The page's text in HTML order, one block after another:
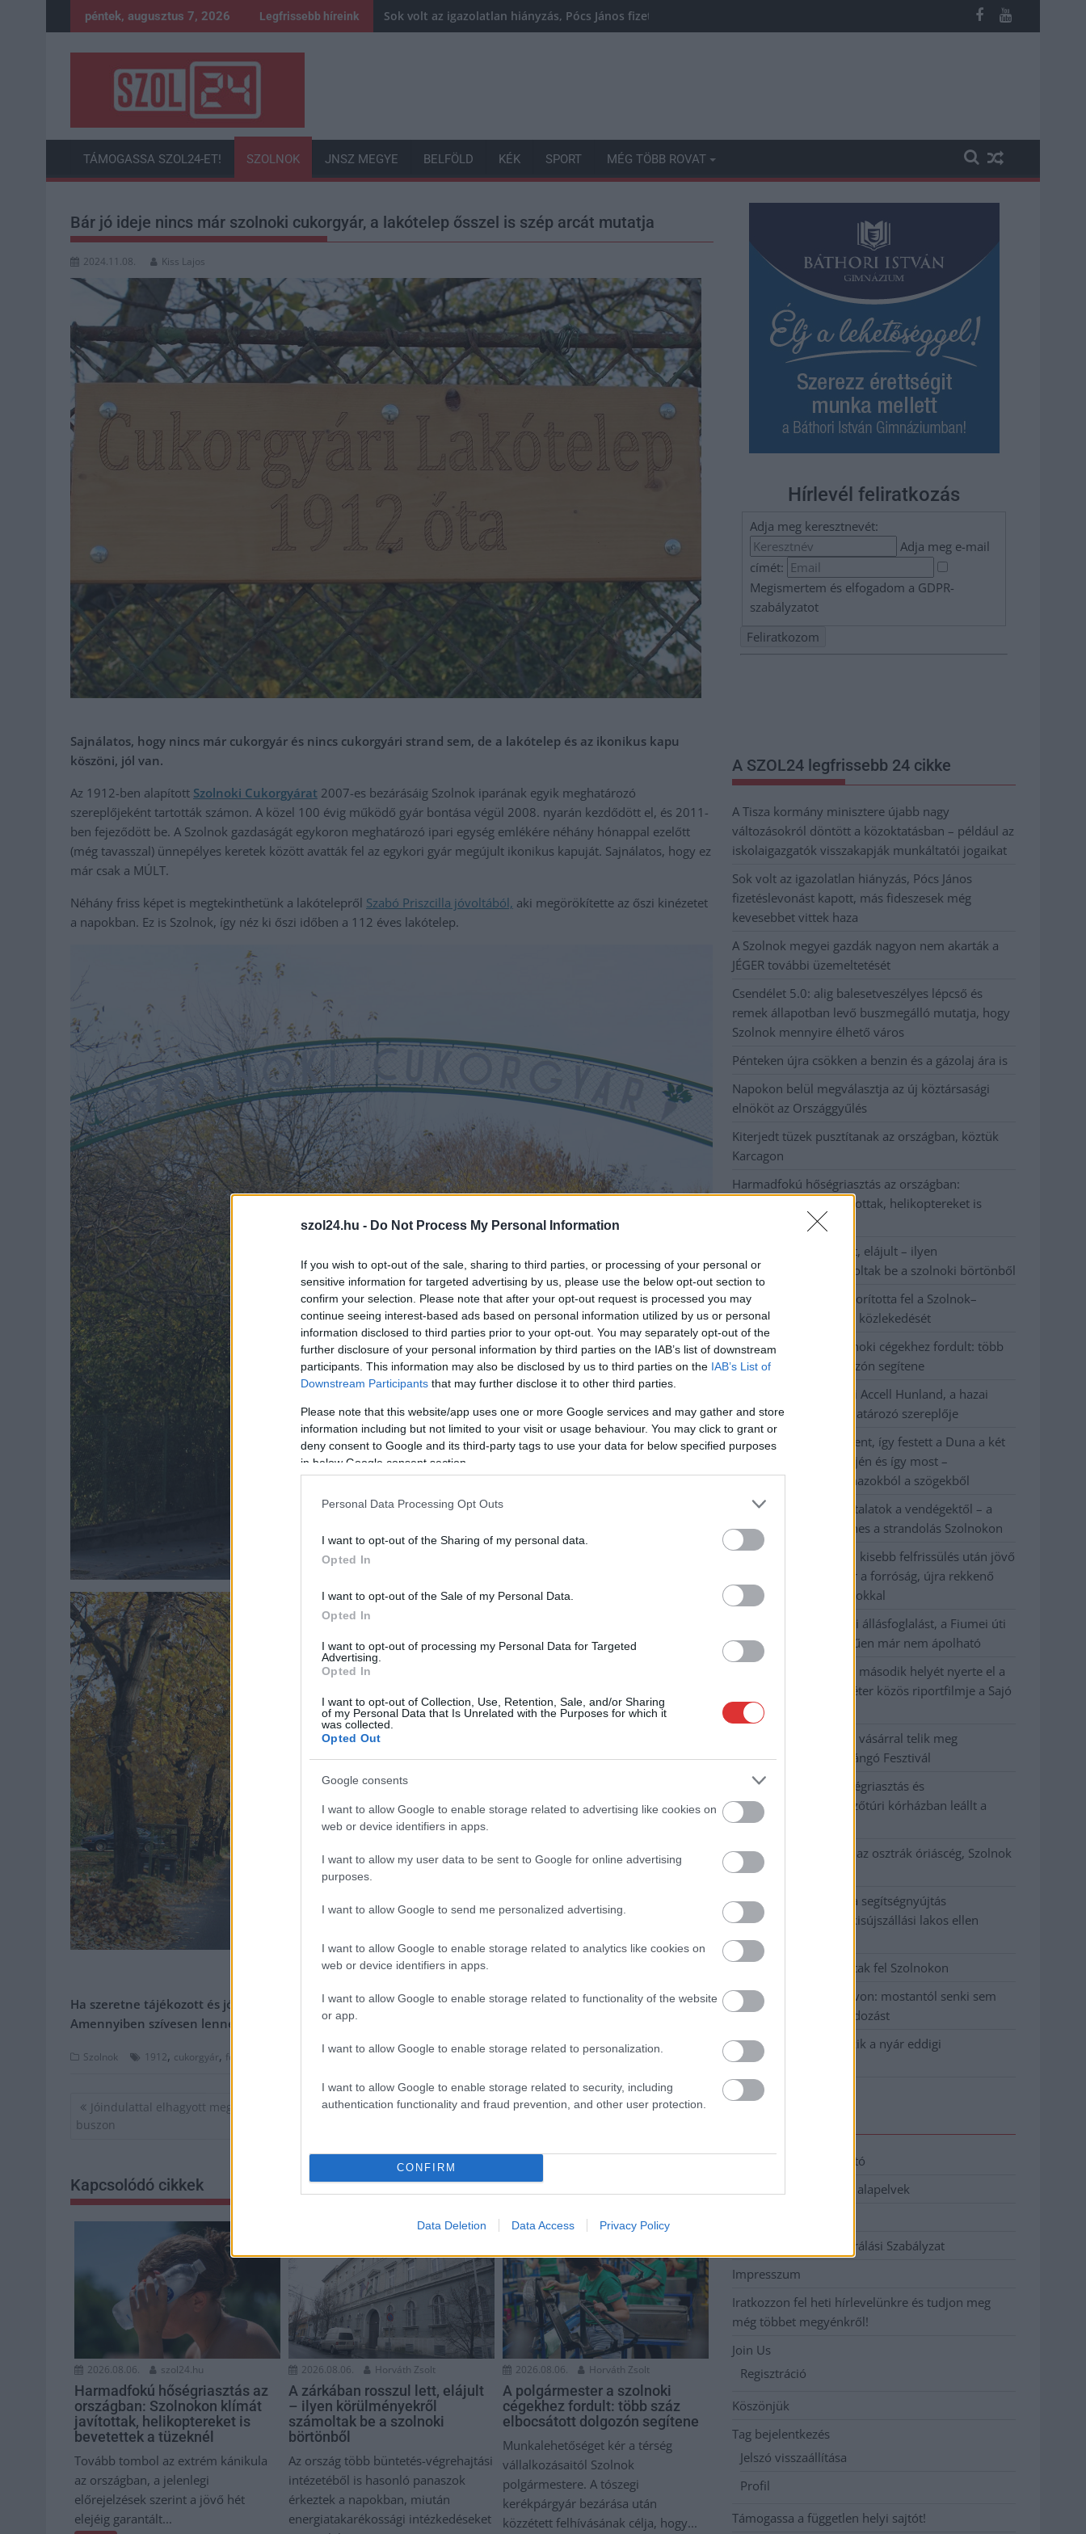
szol24.hu - Do Not Process My Personal Information
If you wish to opt-out of the sale, sharing to third parties, or processing of your personal or
sensitive information for targeted advertising by us, please use the below opt-out section to
confirm your selection. Please note that after your opt-out request is processed you may
continue seeing interest-based ads based on personal information utilized by us or personal
information disclosed to third parties prior to your opt-out. You may separately opt-out of the
further disclosure of your personal information by third parties on the IAB’s list of downstream
participants. This information may also be disclosed by us to third parties on the IAB’s List of
Downstream Participants that may further disclose it to other third parties.
Please note that this website/app uses one or more Google services and may gather and store
information including but not limited to your visit or usage behaviour. You may click to grant or
deny consent to Google and its third-party tags to use your data for below specified purposes
in below Google consent section.
Personal Data Processing Opt Outs
I want to opt-out of the Sharing of my personal data.
Opted In
I want to opt-out of the Sale of my Personal Data.
Opted In
I want to opt-out of processing my Personal Data for Targeted
Advertising.
Opted In
I want to opt-out of Collection, Use, Retention, Sale, and/or Sharing
of my Personal Data that Is Unrelated with the Purposes for which it
was collected.
Opted Out
Google consents
I want to allow Google to enable storage related to advertising like cookies on
web or device identifiers in apps.
I want to allow my user data to be sent to Google for online advertising
purposes.
I want to allow Google to send me personalized advertising.
I want to allow Google to enable storage related to analytics like cookies on
web or device identifiers in apps.
I want to allow Google to enable storage related to functionality of the website
or app.
I want to allow Google to enable storage related to personalization.
I want to allow Google to enable storage related to security, including
authentication functionality and fraud prevention, and other user protection.
CONFIRM
Data Deletion Data Access Privacy Policy
to
péntek, augusztus 7, 2026 Legfrissebb híreink Sok volt az igazolatlan hiányzás, Pócs János fizetéslevonást kapott, más fideszesek még kevesebbet vittek haza
TÁMOGASSA SZOL24-ET! SZOLNOK JNSZ MEGYE BELFÖLD KÉK SPORT MÉG TÖBB ROVAT
Bár jó ideje nincs már szolnoki cukorgyár, a lakótelep ősszel is szép arcát mutatja
2024.11.08. Kiss Lajos
Sajnálatos, hogy nincs már cukorgyár és nincs cukorgyári strand sem, de a lakótelep és az ikonikus kapu
köszöni, jól van.
Az 1912-ben alapított Szolnoki Cukorgyárat 2007-es bezárásáig Szolnok iparának egyik meghatározó
szereplőjeként tartották számon. A közel 100 évig működő gyár bontása végül 2008. nyarán kezdődött el, és 2011-
ben fejeződött be. A Szolnok gazdaságát egykoron meghatározó ipari egység emlékére néhány hónappal ezelőtt
(még tavasszal) ünnepélyes keretek között avatták fel az egykori gyár megújult ikonikus kapuját. Sajnálatos, hogy ez
már csak a MÚLT.
Néhány friss képet is megtekinthetünk a lakótelepről Szabó Priszcilla jóvoltából, aki megörökítette az őszi kinézetet
a napokban. Ez is Szolnok, így néz ki őszi időben a 112 éves lakótelep.
Ha szeretne tájékozott és jól értesült lenni, de messzire elkerülné a propagandát,iratkozzon fel hírlevelünkre!
Amennyiben szívesen lenne a támogatónk,kattintson ide
Szolnok 1912, cukorgyár, fotók , őszi, színek,Szolnok
Bejegyzés
navigáció
Jóindulattal elhagyott meglepetéscsomag a szolnoki
buszon
A karcagi fideszes képviselő reméli, hogy az USA és
Kapcsolódó cikkek
2026.08.06. szol24.hu
Harmadfokú hőségriasztás az
országban: Szolnokon klímát
javítottak, helikoptereket is
bevetettek a tüzeknél
Tovább tombol az extrém kánikula
az országban, a jelenlegi
előrejelzések szerint a jövő hét
elejéig garantált...
2026.08.06. Horváth Zsolt
A zárkában rosszul lett, elájult
– ilyen körülményekről
számoltak be a szolnoki
börtönből
Az ország több büntetés-végrehajtási
intézetéből is hasonló panaszok
érkeztek a napokban, miután
energiatakarékossági intézkedéseket
2026.08.06. Horváth Zsolt
A polgármester a szolnoki
cégekhez fordult: több száz
elbocsátott dolgozón segítene
Munkalehetőséget kér a térség
vállalkozásaitól Szolnok
polgármestere. A tószegi
kerékpárgyár bezárása után
közzétett felhívásának célja, hogy...
Hírlevél feliratkozás
Adja meg keresztnevét:
Adja meg e-mail
címét:
Megismertem és elfogadom a GDPR-
szabályzatot
A SZOL24 legfrissebb 24 cikke
A Tisza kormány minisztere újabb nagy
változásokról döntött a közoktatásban – például az
iskolaigazgatók visszakapják munkáltatói jogaikat
Sok volt az igazolatlan hiányzás, Pócs János
fizetéslevonást kapott, más fideszesek még
kevesebbet vittek haza
A Szolnok megyei gazdák nagyon nem akarták a
JÉGER további üzemeltetését
Csendélet 5.0: alig balesetveszélyes lépcső és
remek állapotban levő buszmegálló mutatja, hogy
Szolnok mennyire élhető város
Pénteken újra csökken a benzin és a gázolaj ára is
Napokon belül megválasztja az új köztársasági
elnököt az Országgyűlés
Kiterjedt tüzek pusztítanak az országban, köztük
Karcagon
Harmadfokú hőségriasztás az országban:
Szolnokon klímát javítottak, helikoptereket is
bevetettek a tüzeknél
A zárkában rosszul lett, elájult – ilyen
körülményekről számoltak be a szolnoki börtönből
Váratlan fennakadás borította fel a Szolnok–
Kecskemét vasútvonal közlekedését
A polgármester a szolnoki cégekhez fordult: több
száz elbocsátott dolgozón segítene
Csődbe ment a tószegi Accell Hunland, a hazai
kerékpárgyártás meghatározó szereplője
Egyszer fent, egyszer lent, így festett a Duna a két
évvel ezelőtti árvíz idején és így most –
fotógyűjtemény ugyanazokból a szögekből
Ilyenek eddig a tapasztalatok a vendégektől – a
hőhullám miatt ingyenes a strandolás Szolnokon
Nem biztató: a hétvégi kisebb felfrissülés után jövő
héten megint visszatér a forróság, újra rekkenő
hőség jön, akár 38 fokokkal
Közzétették a szakértői állásfoglalást, a Fiumei úti
fák többsége szakszerűen már nem ápolható
A MÚOSZ sajtódíjának második helyét nyerte el a
Borsod24 és a Paraméter közös riportfilmje a Sajó
szennyezéséről
Tánccal, zeneszóval és vásárral telik meg
Jászberény, indul a Csángó Fesztivál
Meghosszabbított hőségriasztás és
vízkorlátozások, a mezőtúri kórházban leállt a
klíma
Átszervezi működését az osztrák óriáscég, Szolnok
is érintett
Tragédiába torkollott a segítségnyújtás
elmulasztása, három kisújszállási lakos ellen
emeltek vádat
Hatalmas lángok csaptak fel Szolnokon
Vízitraffipax a Tisza-tavon: mostantól senki sem
úszhatja meg a száguldozást
Szolnokra is megérkezik a nyár eddigi
legkeményebb napja
Adatkezelési tájékoztató
Etikai és függetlenségi alapelvek
Hozzászólási és Moderálási Szabályzat
Impresszum
Iratkozzon fel heti hírlevelünkre és tudjon meg
még többet megyénkről!
Join Us
Regisztráció
Köszönjük
Tag bejelentkezés
Jelszó visszaállítása
Profil
Támogassa a független helyi sajtót!